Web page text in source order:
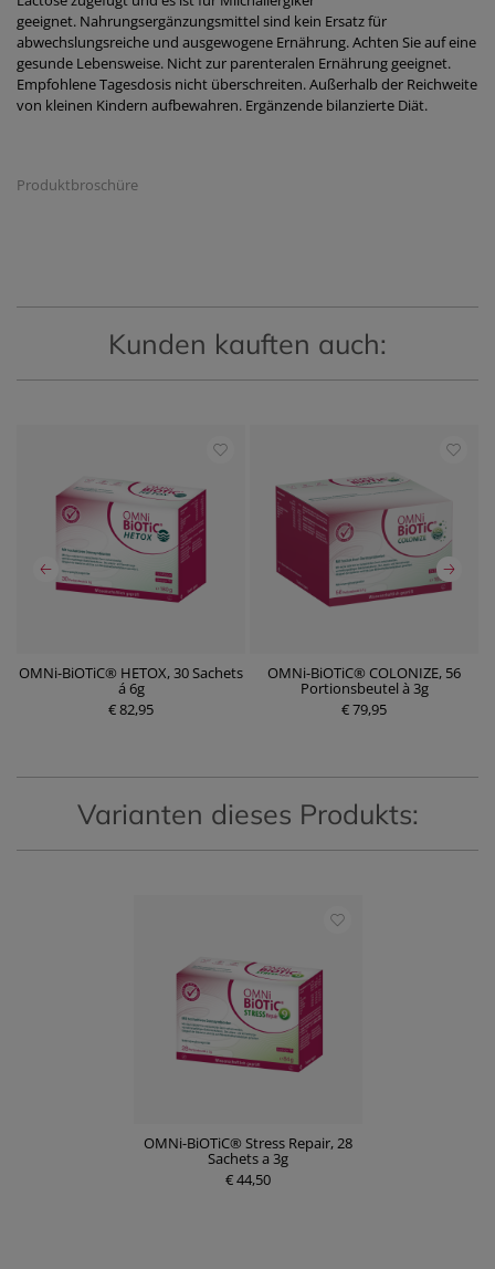
geeignet. Nahrungsergänzungsmittel sind kein Ersatz für
abwechslungsreiche und ausgewogene Ernährung. Achten Sie auf eine
gesunde Lebensweise. Nicht zur parenteralen Ernährung geeignet.
Empfohlene Tagesdosis nicht überschreiten. Außerhalb der Reichweite
von kleinen Kindern aufbewahren. Ergänzende bilanzierte Diät.
Produktbroschüre
Kunden kauften auch:
OMNi-BiOTiC® HETOX, 30 Sachets
á 6g
€ 82,95
OMNi-BiOTiC® COLONIZE, 56
Portionsbeutel à 3g
€ 79,95
Varianten dieses Produkts:
OMNi-BiOTiC® Stress Repair, 28
Sachets a 3g
€ 44,50